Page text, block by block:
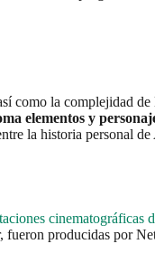
como la complejidad
elementos y
la historia personal
cinematográficas
producidas por